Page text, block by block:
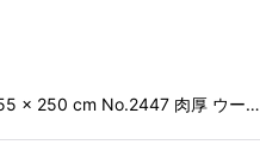
× 250 cm No.2447 肉厚 ウー…